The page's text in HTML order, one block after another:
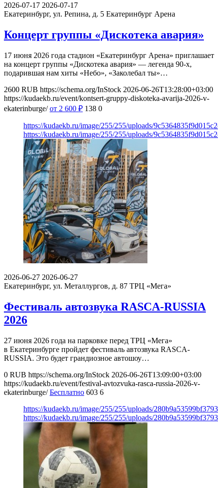
2026-07-17 2026-07-17
Екатеринбург, ул. Репина, д. 5 Екатеринбург Арена
Концерт группы «Дискотека авария»
17 июня 2026 года стадион «Екатеринбург Арена» приглашает
на концерт группы «Дискотека авария» — легенда 90-х,
подарившая нам хиты «Небо», «Заколебал ты»…
2600 RUB https://schema.org/InStock 2026-06-26T13:28:00+03:00
https://kudaekb.ru/event/kontsert-gruppy-diskoteka-avarija-2026-v-
ekaterinburge/ от 2 600 ₽ 138 0
https://kudaekb.ru/image/255/255/uploads/
https://kudaekb.ru/image/255/255/uploads/
2026-06-27 2026-06-27
Екатеринбург, ул. Металлургов, д. 87 ТРЦ «Мега»
Фестиваль автозвука RASCA-RUSSIA
2026
27 июня 2026 года на парковке перед ТРЦ «Мега»
в Екатеринбурге пройдет фестиваль автозвука RASCA-
RUSSIA. Это будет грандиозное автошоу…
0 RUB https://schema.org/InStock 2026-06-26T13:09:00+03:00
https://kudaekb.ru/event/festival-avtozvuka-rasca-russia-2026-v-
ekaterinburge/ Бесплатно 603 6
https://kudaekb.ru/image/255/255/uploads/
https://kudaekb.ru/image/255/255/uploads/